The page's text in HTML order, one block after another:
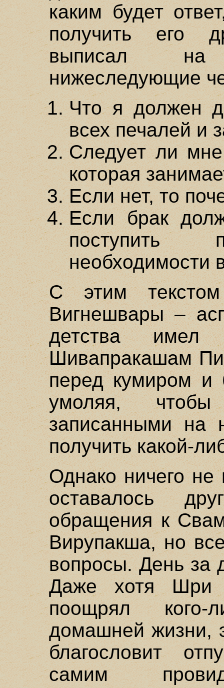
каким будет
получить его
выписал на
нижеследующие
Что я должен
всех печалей и
Следует ли
которая
Если нет, то
Если брак
поступить
необходимости
С этим
Вигнешвары –
детства имел
Шивапракашам
перед кумиром и
умоляя,
записанными на
получить какой-
Однако ничего
оставалось
обращения к
Вирупакша, но
вопросы. День за
Даже хотя Шри
поощрял кого-
домашней жизни,
благословит
самим